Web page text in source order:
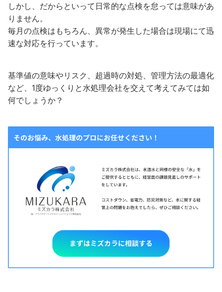
しかし、だからといって日常的な点検を怠っては意味があ
りません。
毎月の点検はもちろん、異常が発生した場合は現場にて迅
速な対応を行っています。
基準値の意味やリスク、超過時の対処、管理方法の最適化
など、1度ゆっくりと水処理会社を交えて考えてみては如
何でしょうか？